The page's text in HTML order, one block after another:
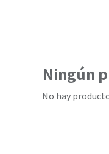
Ningún
No hay